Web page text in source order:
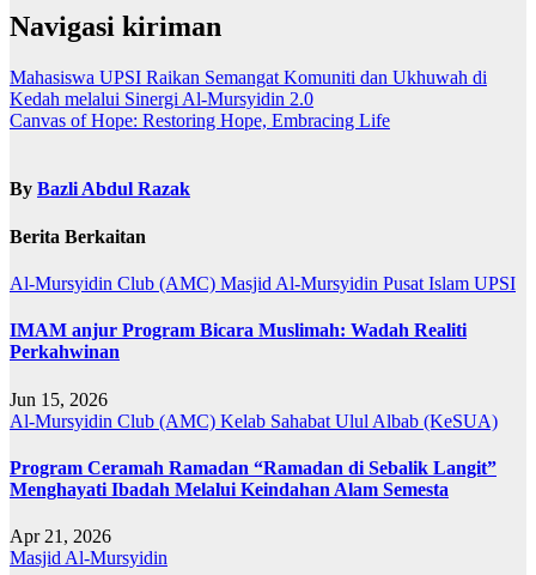
Navigasi kiriman
Mahasiswa UPSI Raikan Semangat Komuniti dan Ukhuwah di
Kedah melalui Sinergi Al-Mursyidin 2.0
Canvas of Hope: Restoring Hope, Embracing Life
By Bazli Abdul Razak
Berita Berkaitan
Al-Mursyidin Club (AMC) Masjid Al-Mursyidin Pusat Islam UPSI
IMAM anjur Program Bicara Muslimah: Wadah Realiti
Perkahwinan
Jun 15, 2026
Al-Mursyidin Club (AMC) Kelab Sahabat Ulul Albab (KeSUA)
Program Ceramah Ramadan “Ramadan di Sebalik Langit”
Menghayati Ibadah Melalui Keindahan Alam Semesta
Apr 21, 2026
Masjid Al-Mursyidin